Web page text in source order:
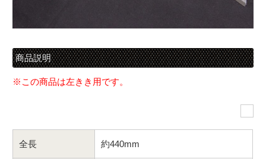
商品説明
※この商品は左きき用です。
全長 約440mm